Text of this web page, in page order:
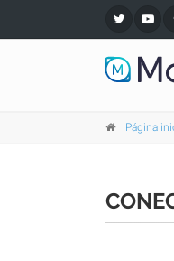
Página